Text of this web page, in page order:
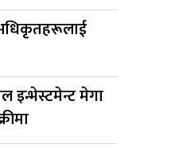
अधिकृतहरूलाई
इन्भेस्टमेन्ट मेगा